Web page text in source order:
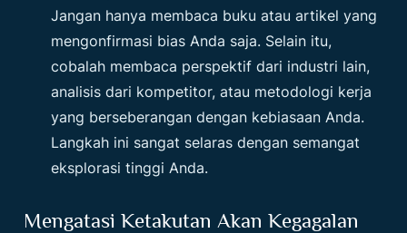
Jangan hanya membaca buku atau artikel yang
mengonfirmasi bias Anda saja. Selain itu,
cobalah membaca perspektif dari industri lain,
analisis dari kompetitor, atau metodologi kerja
yang berseberangan dengan kebiasaan Anda.
Langkah ini sangat selaras dengan semangat
eksplorasi tinggi Anda.
Mengatasi Ketakutan Akan Kegagalan